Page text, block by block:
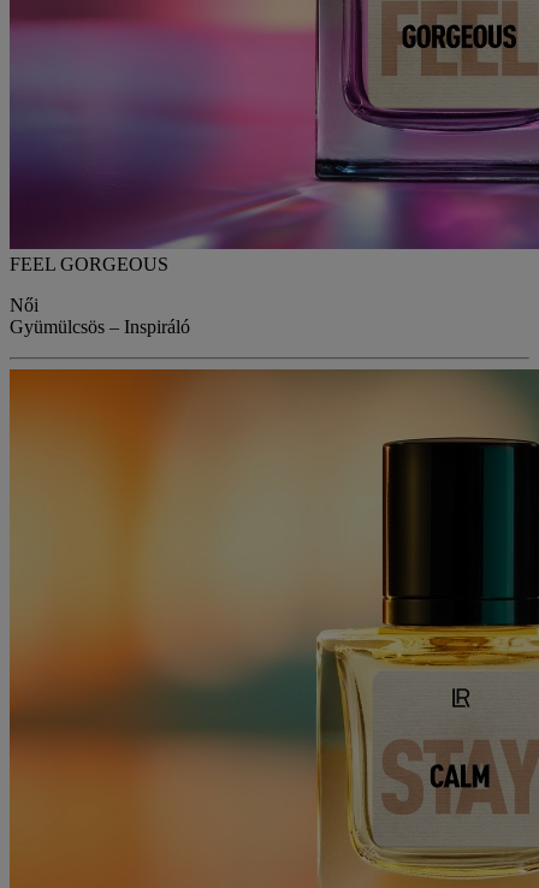
FEEL GORGEOUS
Női
Gyümülcsös – Inspiráló